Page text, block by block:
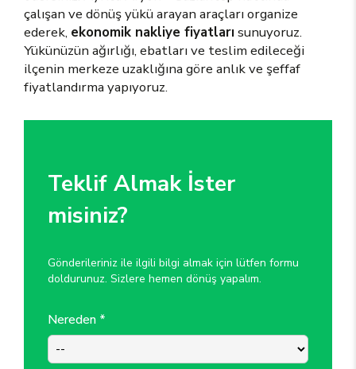
çalışan ve dönüş yükü arayan araçları organize
ederek, ekonomik nakliye fiyatlarısunuyoruz.
Yükünüzün ağırlığı, ebatları ve teslim edileceği
ilçenin merkeze uzaklığına göre anlık ve şeffaf
fiyatlandırma yapıyoruz.
Teklif Almak İster
misiniz?
Gönderileriniz ile ilgili bilgi almak için lütfen formu
doldurunuz. Sizlere hemen dönüş yapalım.
Nereden *